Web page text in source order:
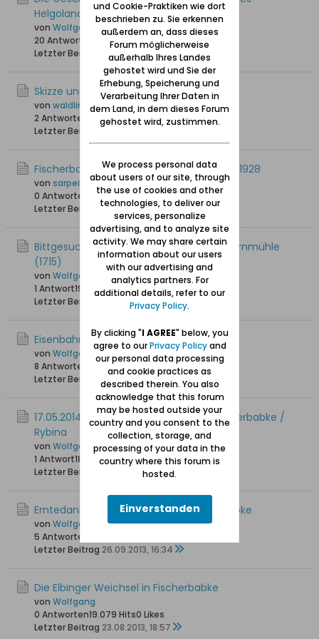
Helgoland
von Wolfgang
20 Antworten
37.897 Hits0 Likes
Letzter Beitrag
05.12.2022, 19:25
Skizze und Luftaufnahme Fischerbabke
von waldling +6.8.2023
2 Antworten
9.115 Hits0 Likes
Letzter Beitrag
03.07.2020, 19:19
Fischerbabke - Haushaltsvorstände 1927/1928
von sarpei
0 Antworten
20.037 Hits0 Likes
Letzter Beitrag
21.04.2016, 08:18
Bittgesuch der Fischerbabker um eine Kornmühle
(1715)
von Wolfgang
1 Antwort19.501 Hits0 Likes
Letzter Beitrag
03.02.2016, 12:53
Eisenbahndrehbrücke Fischerbabke
von Wolfgang
8 Antworten
26.707 Hits
0 Likes
Letzter Beitrag
11.01.2015, 20:47
17.05.2014: Eröffnung Jachthafen in Fischerbabke /
Rybina
von Wolfgang
1 Antwort18.302 Hits0 Likes
Letzter Beitrag
18.05.2014, 10:04
Erntedankfest auf Helgoland / Fischerbabke
von Wolfgang
5 Antworten
Letzter Beitrag 26.09.2013, 16:34
Die Elbinger Weichsel in Fischerbabke
von Wolfgang
0 Antworten19.079 Hits0 Likes
Letzter Beitrag 23.08.2013, 18:57
und Cookie-Praktiken wie dort
beschrieben zu. Sie erkennen
außerdem an, dass dieses
Forum möglicherweise
außerhalb Ihres Landes
gehostet wird und Sie der
Erhebung, Speicherung und
Verarbeitung Ihrer Daten in
dem Land, in dem dieses Forum
gehostet wird, zustimmen.
We process personal data
about users of our site, through
the use of cookies and other
technologies, to deliver our
services, personalize
advertising, and to analyze site
activity. We may share certain
information about our users
with our advertising and
analytics partners. For
additional details, refer to our
Privacy Policy.
By clicking "I AGREE" below, you
agree to ourPrivacy Policyand
our personal data processing
and cookie practices as
described therein. You also
acknowledge that this forum
may be hosted outside your
country and you consent to the
collection, storage, and
processing of your data in the
country where this forum is
hosted.
Einverstanden